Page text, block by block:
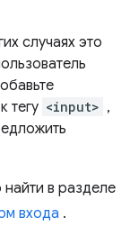
случаях это
к тегу <input> ,
в разделе
входа .